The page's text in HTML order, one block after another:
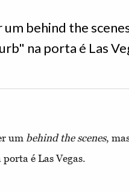
um behind the
na porta é Las
um behind the scenes,
é Las Vegas.